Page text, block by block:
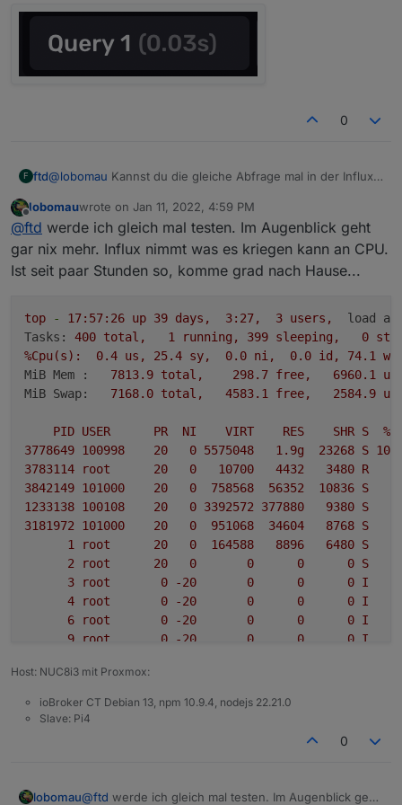
getHistory: Error:
2022-01-11 13:21:10.051 error getHistory: Error:
influxdb.0
2022-01-11 13:21:53.792	error	Error: read
2022-01-11 13:21:26.878	error	getHistory:
2022-01-11 13:21:26.462	error	getHistory:
influxdb.0
influxdb.0
2022-01-11 13:21:19.879	error	Error during
influxdb.0
2022-01-11 13:21:17.204	error	getHistory:
2022-01-11 13:21:15.474	error	getHistory:
influxdb.0
2022-01-11 13:21:13.517	error	getHistory:
influxdb.0
2022-01-11 13:21:10.540	error	getHistory:
influxdb.0
0
F ftd@lobomau Kannst du die gleiche Abfrage mal in der Influx
Offline
lobomauwrote on Jan 11, 2022, 4:59 PM
last edited by
@ftd werde ich gleich mal testen. Im Augenblick geht
gar nix mehr. Influx nimmt was es kriegen kann an CPU.
Ist seit paar Stunden so, komme grad nach Hause...
top - 17:57:26 up 39 days, 3:27, 3 users,
load
Tasks:
400 total, 1 running, 399 sleeping, 0
%Cpu(s):
0.4 us, 25.4 sy, 0.0 ni, 0.0 id, 74.1
MiB Mem :
7813.9 total, 298.7 free, 6960.1
MiB Swap:
7168.0 total, 4583.1 free, 2584.9
PID USER PR NI VIRT RES SHR S
3778649 100998 20 0 5575048 1. 9g 23268 S
3783114
root 20 0 10700 4432 3480 R
3842149 101000 20 0 758568 56352 10836 S
1233138 100108 20 0 3392572 377880 9380 S
3181972
101000 20 0 951068 34604 8768 S
1
root 20 0 164588 8896 6480 S
2
root 20 0 0 0 0 S
3
root 0 -20 0 0 0 I
4
root 0 -20 0 0 0 I
6
root 0 -20 0 0 0 I
9
root 0 -20 0 0 0 I
11 root
12
root 0
Host: NUC8i3 mit Proxmox:
ioBroker CT Debian 13, npm 10.9.4, nodejs 22.21.0
Slave: Pi4
0
lobomau@ftd werde ich gleich mal testen. Im Augenblick geht